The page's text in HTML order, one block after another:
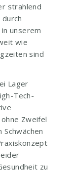
strahlend
unserem
wie
sind
Lager
Tech-
Zweifel
zu